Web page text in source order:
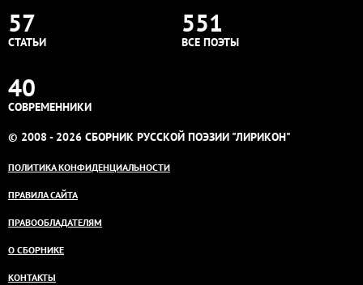
57
СТАТЬИ
551
ВСЕ ПОЭТЫ
40
СОВРЕМЕННИКИ
© 2008 - 2026 СБОРНИК РУССКОЙ ПОЭЗИИ "ЛИРИКОН"
ПОЛИТИКА КОНФИДЕНЦИАЛЬНОСТИ
ПРАВИЛА САЙТА
ПРАВООБЛАДАТЕЛЯМ
О СБОРНИКЕ
КОНТАКТЫ